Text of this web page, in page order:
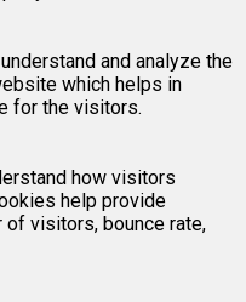
and analyze the
which helps in
for the visitors.
how visitors
help provide
of visitors, bounce rate,